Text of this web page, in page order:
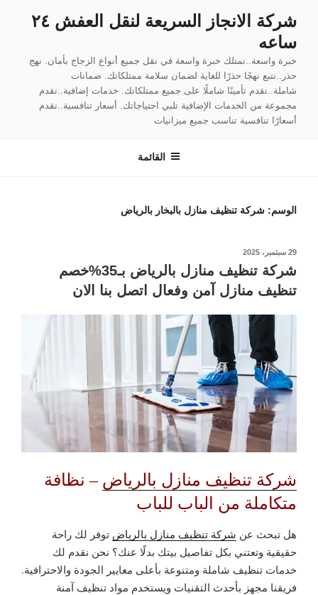
المحتوى
شركة الانجاز السريعة لنقل العفش ٢٤
ساعه
خبرة واسعة..نمتلك خبرة واسعة في نقل جميع أنواع الزجاج بأمان. نهج
حذر..نتبع نهجًا حذرًا للغاية لضمان سلامة ممتلكاتك. ضمانات
شاملة..نقدم تأمينًا شاملًا على جميع ممتلكاتك. خدمات إضافية..نقدم
مجموعة من الخدمات الإضافية تلبي احتياجاتك. أسعار تنافسية..نقدم
أسعارًا تنافسية تناسب جميع ميزانيات
القائمة
الوسم: شركة تنظيف منازل بالبخار بالرياض
نُشر
29 سبتمبر، 2025
شركة تنظيف منازل بالرياض بـ35%خصم
تنظيف منازل آمن وفعال اتصل بنا الان
شركة تنظيف منازل بالرياض – نظافة
متكاملة من الباب للباب
هل تبحث عن شركة تنظيف منازل بالرياض توفر لك راحة
حقيقية وتعتني بكل تفاصيل بيتك بدلًا عنك؟ نحن نقدم لك
خدمات تنظيف شاملة ومتنوعة بأعلى معايير الجودة والاحترافية.
فريقنا مجهز بأحدث التقنيات ويستخدم مواد تنظيف آمنة